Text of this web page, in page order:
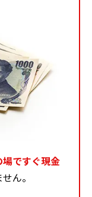
場ですぐ現金
ん。